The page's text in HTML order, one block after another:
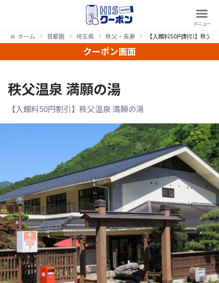
ホーム 首都圏 埼玉県 秩父・長瀞 【入館料50円割引】秩父
クーポン画面
秩父温泉 満願の湯
【入館料50円割引】秩父温泉 満願の湯